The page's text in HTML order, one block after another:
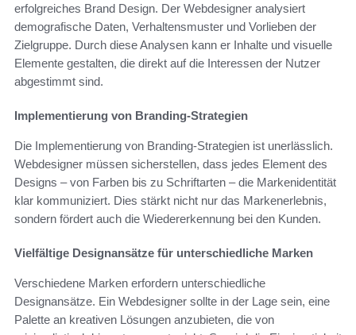
erfolgreiches Brand Design. Der Webdesigner analysiert
demografische Daten, Verhaltensmuster und Vorlieben der
Zielgruppe. Durch diese Analysen kann er Inhalte und visuelle
Elemente gestalten, die direkt auf die Interessen der Nutzer
abgestimmt sind.
Implementierung von Branding-Strategien
Die Implementierung von Branding-Strategien ist unerlässlich.
Webdesigner müssen sicherstellen, dass jedes Element des
Designs – von Farben bis zu Schriftarten – die Markenidentität
klar kommuniziert. Dies stärkt nicht nur das Markenerlebnis,
sondern fördert auch die Wiedererkennung bei den Kunden.
Vielfältige Designansätze für unterschiedliche Marken
Verschiedene Marken erfordern unterschiedliche
Designansätze. Ein Webdesigner sollte in der Lage sein, eine
Palette an kreativen Lösungen anzubieten, die von